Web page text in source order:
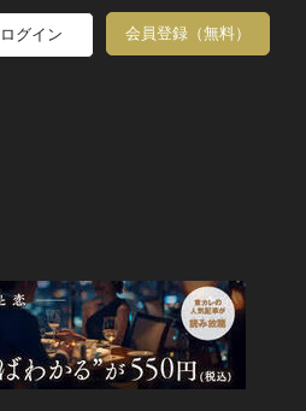
ログイン 会員登録（無料）